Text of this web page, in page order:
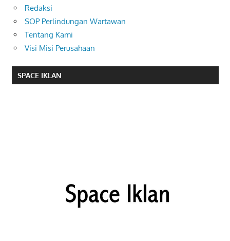
Redaksi
SOP Perlindungan Wartawan
Tentang Kami
Visi Misi Perusahaan
SPACE IKLAN